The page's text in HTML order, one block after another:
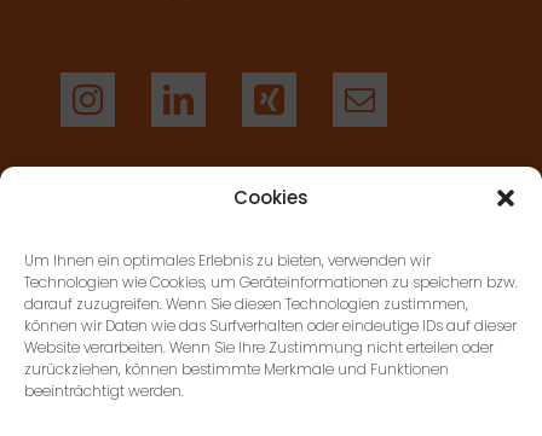
Cookies
Um Ihnen ein optimales Erlebnis zu bieten, verwenden wir
Technologien wie Cookies, um Geräteinformationen zu speichern bzw.
darauf zuzugreifen. Wenn Sie diesen Technologien zustimmen,
können wir Daten wie das Surfverhalten oder eindeutige IDs auf dieser
Website verarbeiten. Wenn Sie Ihre Zustimmung nicht erteilen oder
zurückziehen, können bestimmte Merkmale und Funktionen
beeinträchtigt werden.
KONTAKT